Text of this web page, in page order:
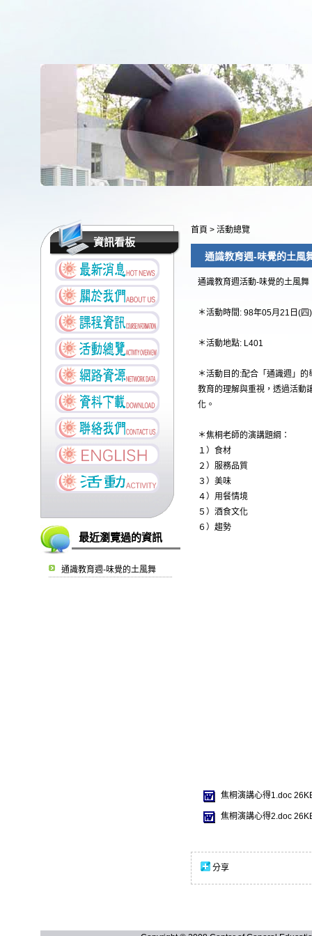
資訊看板
最近瀏覽過的資訊
通識教育週-味覺的土風舞
首頁 > 活動總覽
通識教育週-味覺的土風
通識教育週活動-味覺的土風舞
＊活動時間: 98年05月21日(
＊活動地點: L401
＊活動目的:配合「通識週」
教育的理解與重視，透過活動
化。
＊焦桐老師的演講題綱：
１）食材
２）服務品質
３）美味
４）用餐情境
５）酒食文化
６）趨勢
焦桐演講心得1.doc
焦桐演講心得2.doc
分享